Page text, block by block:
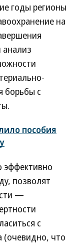
годы регионы
на
анализ
борьбы с
пособия
эффективно
позволят
—
с
(очевидно, что